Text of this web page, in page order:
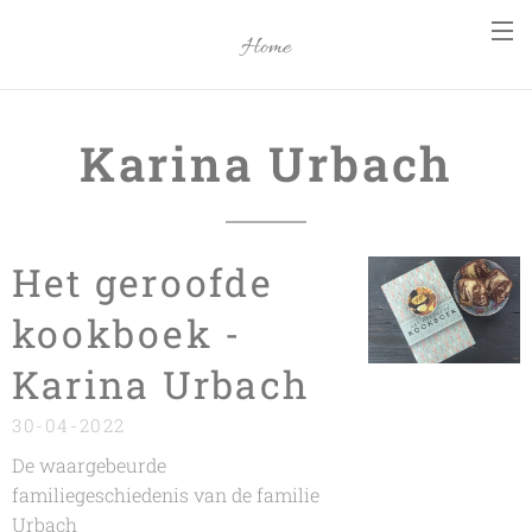
Home
Karina Urbach
Het geroofde
kookboek -
Karina Urbach
30-04-2022
De waargebeurde
familiegeschiedenis van de familie
Urbach